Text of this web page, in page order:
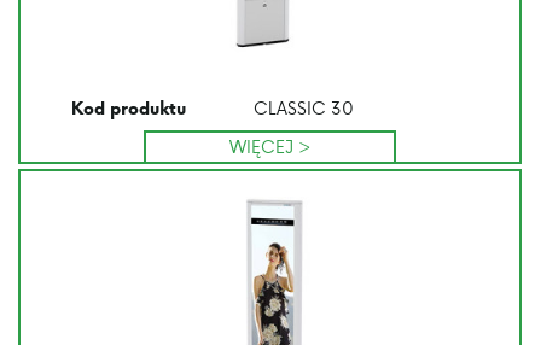
Kod produktu
CLASSIC 30
WIĘCEJ >